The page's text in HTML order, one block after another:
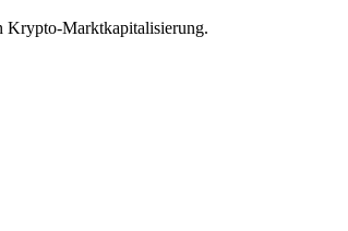
Krypto-Marktkapitalisierung.